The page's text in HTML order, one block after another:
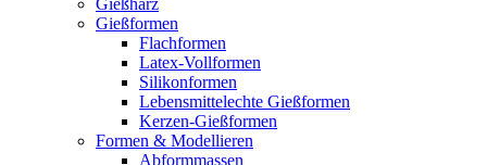
Gießharz
Gießformen
Flachformen
Latex-Vollformen
Silikonformen
Lebensmittelechte Gießformen
Kerzen-Gießformen
Formen & Modellieren
Abformmassen